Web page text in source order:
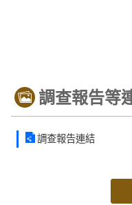
調查報告等
調查報告連結